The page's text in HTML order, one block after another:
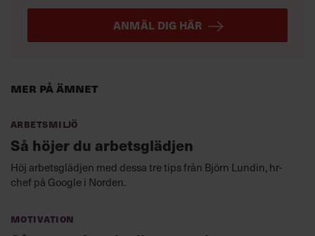
Mer på ämnet
Arbetsmiljö
Så höjer du arbetsglädjen
Höj arbetsglädjen med dessa tre tips från Björn Lundin, hr-
chef på Google i Norden.
Motivation
ANMÄL DIG HÄR